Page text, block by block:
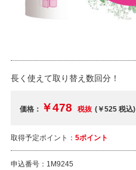
長く使えて取り替え数回分！
価格： ￥478 税抜 (￥525税込)
取得予定ポイント： 5ポイント
申込番号： 1M9245